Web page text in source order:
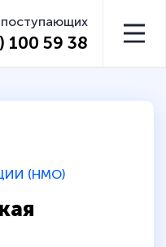
поступающих
100 59 38
(НМО)